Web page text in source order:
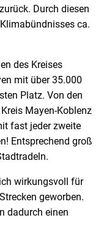
Durch diesen
ca.
des Kreises
mit über 35.000
Platz. Von den
Mayen-Koblenz
fast jeder zweite
Entsprechend groß
wirkungsvoll für
geworben.
dadurch einen